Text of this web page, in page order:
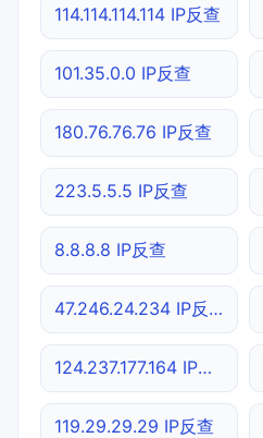
114.114.114.114 IP反查
101.35.0.0 IP反查
180.76.76.76 IP反查
223.5.5.5 IP反查
8.8.8.8 IP反查
47.246.24.234 IP反查
124.237.177.164 IP反查
119.29.29.29 IP反查